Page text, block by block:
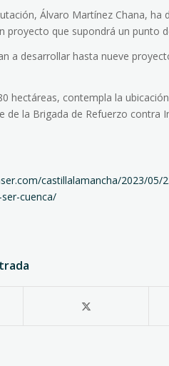
Álvaro Martínez Chana,
proyecto que supondrá un punto
a desarrollar hasta nueve
hectáreas, contempla la
de la Brigada de Refuerzo contra
castillalamancha/2023/
cuenca/